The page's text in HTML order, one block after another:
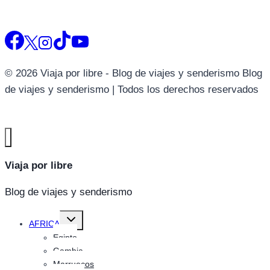
© 2026 Viaja por libre - Blog de viajes y senderismo Blog
de viajes y senderismo | Todos los derechos reservados
Viaja por libre
Blog de viajes y senderismo
AFRICA
Alternar
hijo
Egipto
Gambia
Marruecos